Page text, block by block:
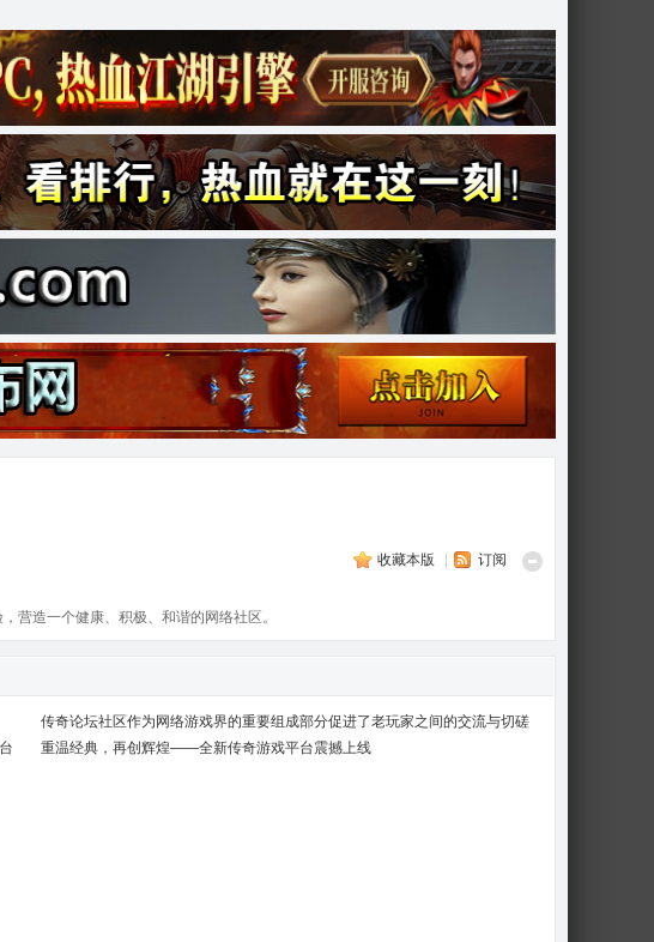
收藏本版 订阅
营造一个健康、积极、和谐的网络社区。
传奇论坛社区作为网络游戏界的重要组成部分促进了老玩家之间的交流与切磋
重温经典，再创辉煌——全新传奇游戏平台震撼上线